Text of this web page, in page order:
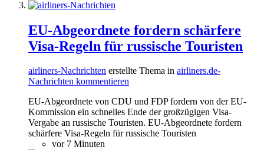
EU-Abgeordnete fordern schärfere
Visa-Regeln für russische Touristen
airliners-Nachrichten erstellte Thema in airliners.de-
Nachrichten kommentieren
EU-Abgeordnete von CDU und FDP fordern von der EU-
Kommission ein schnelles Ende der großzügigen Visa-
Vergabe an russische Touristen. EU-Abgeordnete fordern
schärfere Visa-Regeln für russische Touristen
vor 7 Minuten